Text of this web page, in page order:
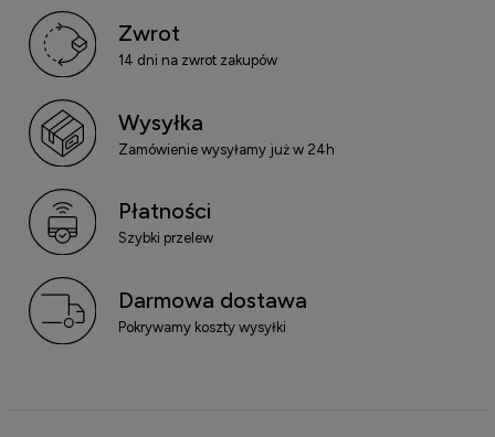
Zwrot
14 dni na zwrot zakupów
Wysyłka
Zamówienie wysyłamy już w 24h
Płatności
Szybki przelew
Darmowa dostawa
Pokrywamy koszty wysyłki